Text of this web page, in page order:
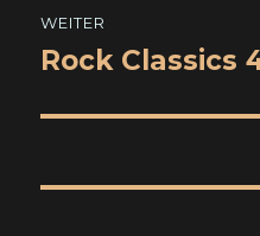
WEITER
Nächster
Rock Classics